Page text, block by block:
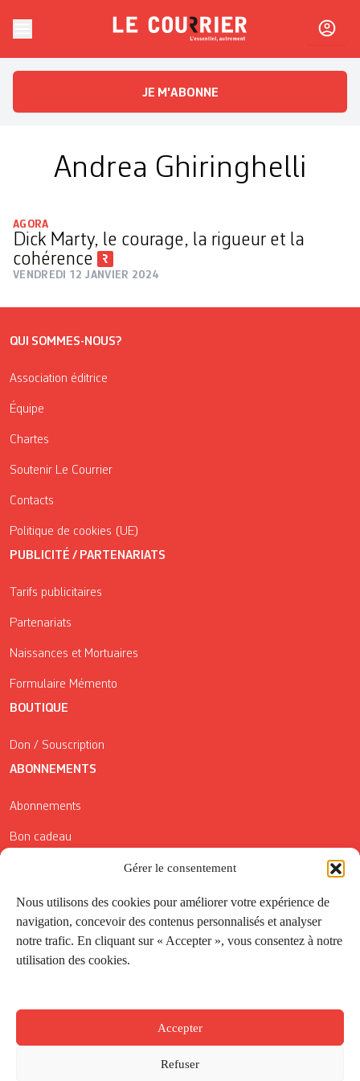
Gérer le consentement
Nous utilisons des cookies pour améliorer votre expérience de
navigation, concevoir des contenus personnalisés et analyser
notre trafic. En cliquant sur « Accepter », vous consentez à notre
utilisation des cookies.
Accepter
Refuser
Le CourrierL'essentiel, autrement
JE M'ABONNE
Andrea Ghiringhelli
AGORA
Dick Marty, le courage, la rigueur et la
cohérence
VENDREDI 12 JANVIER 2024
QUI SOMMES-NOUS?
Association éditrice
Équipe
Chartes
Soutenir Le Courrier
Contacts
Politique de cookies (UE)
PUBLICITÉ / PARTENARIATS
Tarifs publicitaires
Partenariats
Naissances et Mortuaires
Formulaire Mémento
BOUTIQUE
Don / Souscription
ABONNEMENTS
Abonnements
Bon cadeau
Conditions générales de vente
Réductions de la Carte Côté Courrier
Application